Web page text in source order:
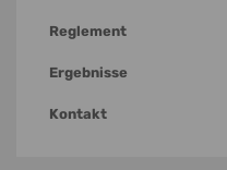
Reglement
Ergebnisse
Kontakt